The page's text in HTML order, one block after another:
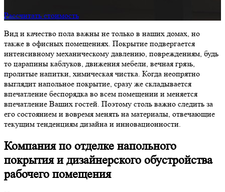
Рассчитать стоимость
Вид и качество пола важны не только в наших домах, но
также в офисных помещениях. Покрытие подвергается
интенсивному механическому давлению, повреждениям, будь
то царапины каблуков, движения мебели, вечная грязь,
пролитые напитки, химическая чистка. Когда неопрятно
выглядит напольное покрытие, сразу же складывается
впечатление беспорядка во всем помещении и меняется
впечатление Ваших гостей. Поэтому столь важно следить за
его состоянием и вовремя менять на материалы, отвечающие
текущим тенденциям дизайна и инновационности.
Компания по отделке напольного
покрытия и дизайнерского обустройства
рабочего помещения